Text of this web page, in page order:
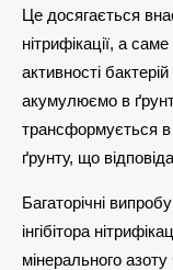
Це досягається
нітрифікації, а
активності
акумулюємо в
трансформується в
ґрунту, що
Багаторічні
інгібітора
мінерального